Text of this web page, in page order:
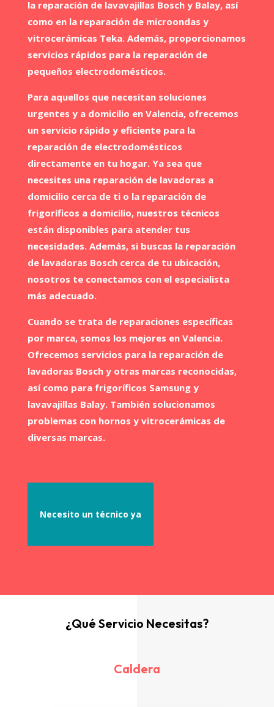
la reparación de lavavajillas Bosch y Balay, así
como en la reparación de microondas y
vitrocerámicas Teka. Además, proporcionamos
servicios rápidos para la reparación de
pequeños electrodomésticos.
Para aquellos que necesitan soluciones
urgentes y a domicilio en Valencia, ofrecemos
un servicio rápido y eficiente para la
reparación de electrodomésticos
directamente en tu hogar. Ya sea que
necesites una reparación de lavadoras a
domicilio cerca de ti o la reparación de
frigoríficos a domicilio, nuestros técnicos
están disponibles para atender tus
necesidades. Además, si buscas la reparación
de lavadoras Bosch cerca de tu ubicación,
nosotros te conectamos con el especialista
más adecuado.
Cuando se trata de reparaciones específicas
por marca, somos los mejores en Valencia.
Ofrecemos servicios para la reparación de
lavadoras Bosch y otras marcas reconocidas,
así como para frigoríficos Samsung y
lavavajillas Balay. También solucionamos
problemas con hornos y vitrocerámicas de
diversas marcas.
Necesito un técnico ya
¿Qué Servicio Necesitas?
Caldera